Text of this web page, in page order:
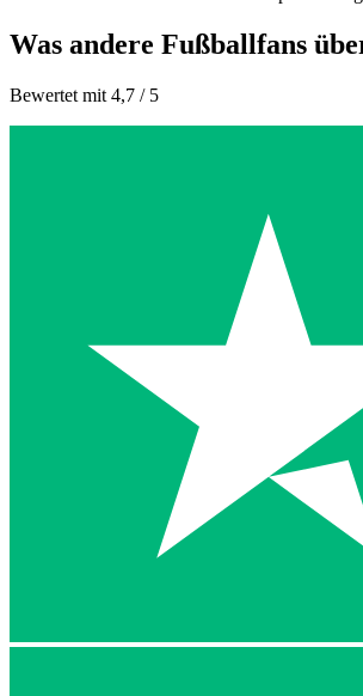
Was andere Fußballfans
Bewertet mit 4,7 / 5